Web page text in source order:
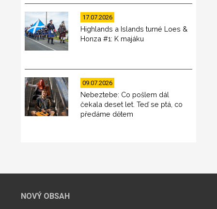
17.07.2026
Highlands a Islands turné Loes &
Honza #1: K majáku
09.07.2026
Nebeztebe: Co pošlem dál
čekala deset let. Teď se ptá, co
předáme dětem
NOVÝ OBSAH